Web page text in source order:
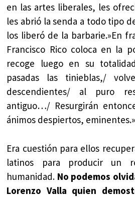
en las artes liberales, les
les abrió la senda a todo tipo
los liberó de la barbarie.»En
Francisco Rico coloca en la
recoge luego en su
pasadas las tinieblas,/
descendientes/ al puro
antiguo…/ Resurgirán
ánimos despiertos,
Era cuestión para ellos
latinos para producir un
humanidad. No podemos
Lorenzo Valla quien